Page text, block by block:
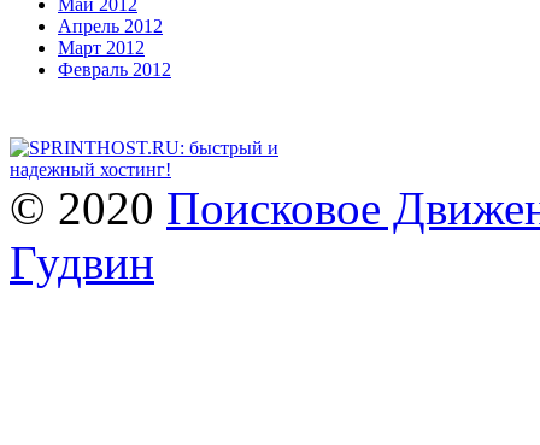
Май 2012
Апрель 2012
Март 2012
Февраль 2012
© 2020 Поисковое
Гудвин